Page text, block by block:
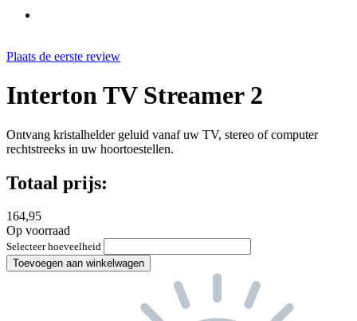
Plaats de eerste review
Interton TV Streamer 2
Ontvang kristalhelder geluid vanaf uw TV, stereo of computer
rechtstreeks in uw hoortoestellen.
Totaal prijs:
164,95
Op voorraad
Selecteer hoeveelheid
Toevoegen aan winkelwagen